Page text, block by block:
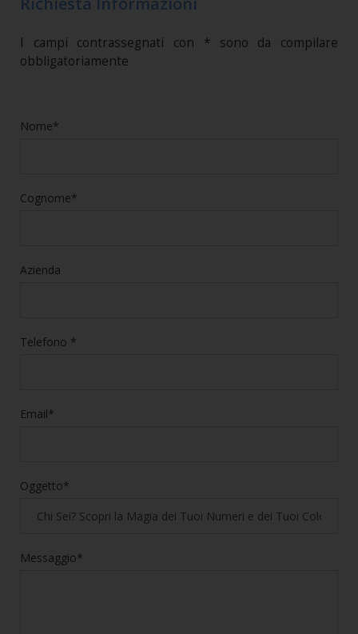
I campi contrassegnati con * sono da compilare
obbligatoriamente
Nome*
Cognome*
Azienda
Telefono *
Email*
Oggetto*
Messaggio*